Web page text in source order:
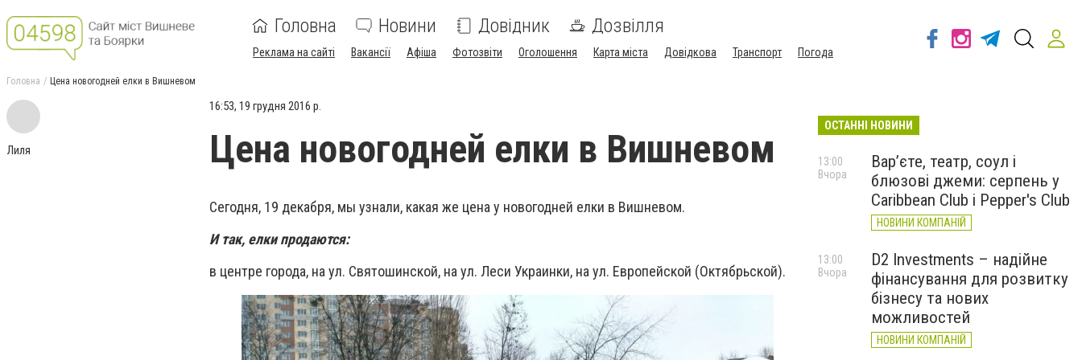
Головна Новини Довідник Дозвілля
Реклама на сайті Вакансії Афіша Фотозвіти Оголошення Карта міста Довідкова Транспорт Погода
Головна Цена новогодней елки в Вишневом
Лиля
16:53, 19 грудня 2016 р.
Цена новогодней елки в Вишневом
Сегодня, 19 декабря, мы узнали, какая же цена у новогодней елки в Вишневом.
И так, елки продаются:
в центре города, на ул. Святошинской, на ул. Леси Украинки, на ул. Европейской (Октябрьской).
ОСТАННІ НОВИНИ
Вар’єте, театр, соул і
блюзові джеми: серпень у
Caribbean Club і Pepper's Club
НОВИНИ КОМПАНІЙ
13:00
Вчора
D2 Investments – надійне
фінансування для розвитку
бізнесу та нових
можливостей
НОВИНИ КОМПАНІЙ
13:00
Вчора